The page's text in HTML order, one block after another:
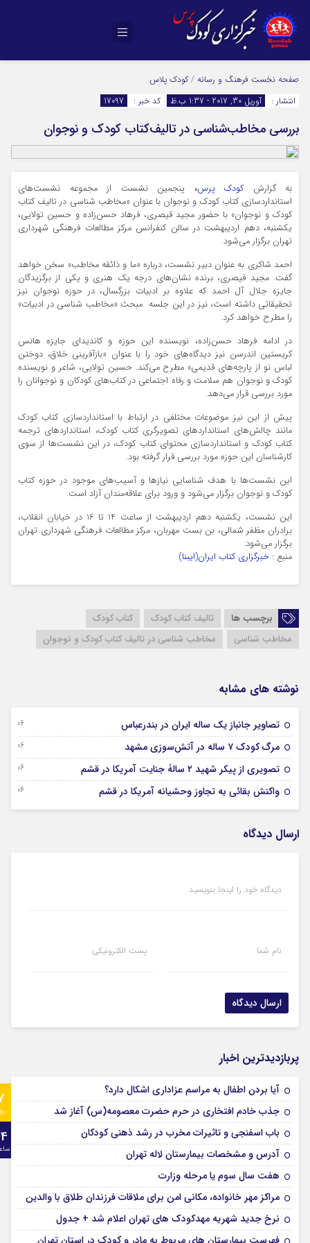
صفحه نخست فرهنگ و رسانه / کودک پلاس
انتشار :
آوریل 30, 2017 - 1:37 ب.ظ کد خبر : 17097
بررسی مخاطب‌شناسی در تالیف‌کتاب کودک و نوجوان
به گزارشکودک پرس، پنجمین نشست از مجموعه نشست‌های
استانداردسازی کتاب کودک و نوجوان با عنوان «مخاطب شناسی در تالیف کتاب
کودک و نوجوان» با حضور مجید قیصری، فرهاد حسن‌زاده و حسین تولایی،
یکشنبه، دهم اردیبهشت در سالن کنفرانس مرکز مطالعات فرهنگی شهرداری
تهران برگزار می‌شود.
احمد شاکری به عنوان دبیر نشست‌، درباره‌ «ما و ذائقه‌ مخاطب» سخن خواهد
گفت. مجید قیصری، برنده نشان‌های درجه یک هنری و یکی از برگزیدگان
جایزه جلال آل احمد كه علاوه بر ادبیات بزرگسال، در حوزه نوجوان نیز
تحقیقاتی داشته است، نیز در این جلسه مبحث «مخاطب شناسی در ادبیات»
را مطرح خواهد کرد.
در ادامه فرهاد حسن‌زاده، نویسنده این حوزه و کاندیدای جایزه‌ هانس
کریستین اندرسن نیز دیدگاه‌های خود را با عنوان «بازآفريني خلاق، دوختن
لباس نو از پارچه‌هاي قديمي» مطرح می‌کند. حسین تولایی، شاعر و نویسنده
کودک و نوجوان هم سلامت و رفاه اجتماعی در کتاب‌های کودکان و نوجوانان را
مورد بررسی قرار می‌دهد.
پیش از این نیز موضوعات مختلفی در ارتباط با استانداردسازی کتاب کودک
مانند چالش‌های استانداردهای تصویرگری کتاب کودک، استانداردهای ترجمه
کتاب کودک و استانداردسازی محتوای کتاب کودک، در این نشست‌ها از سوی
کارشناسان این حوزه مورد بررسی قرار گرفته بود.
این نشست‌ها با هدف شناسایی نیازها و آسیب‌های موجود در حوزه کتاب
کودک و نوجوان برگزار می‌شود و ورود برای علاقه‌مندان آزاد است.
این نشست، یکشنبه دهم اردیبهشت از ساعت 14 تا 16 در خیابان انقلاب،
برادران مظفر شمالی، بن بست مهربان، مرکز مطالعات فرهنگی شهرداری تهران
برگزار می‌شود.
منبع : خبرگزاری کتاب ایران(ایبنا)
برچسب ها تالیف کتاب کودک
کتاب کودک
مخاطب شناسی
مخاطب شناسی در تالیف کتاب کودک و نوجوان
نوشته های مشابه
تصاویر جانباز یک ساله ایران در بندرعباس 06 آگوست 2026
مرگ کودک ۷ ساله در آتش‌سوزی مشهد 06 آگوست 2026
تصویری از پیکر شهید ۲ سالۀ جنایت آمریکا در قشم 06 آگوست 2026
واکنش بقائی به تجاوز وحشیانه آمریکا در قشم 06 آگوست 2026
ارسال دیدگاه
دیدگاه خود را اینجا بنویسید
نام شما پست الکترونیکی
پربازدیدترین اخبار
آیا بردن اطفال به مراسم عزادارى اشکال دارد؟
جذب خادم افتخاری در حرم حضرت معصومه(س) آغاز شد
باب اسفنجی و تاثیرات مخرب در رشد ذهنی کودکان
آدرس و مشخصات بیمارستان لاله تهران
هفت سال سوم یا مرحله وزارت
مراکز مهر خانواده، مکانی امن برای ملاقات فرزندان طلاق با والدین
نرخ جدید شهریه مهدکودک های تهران اعلام شد + جدول